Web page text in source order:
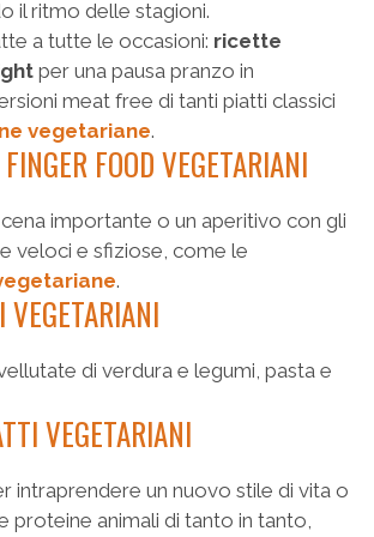
il ritmo delle stagioni.
a tutte le occasioni: ricette
per una pausa pranzo in
meat free di tanti piatti classici
vegetariane.
FOOD VEGETARIANI
cena importante o un aperitivo con gli
veloci e sfiziose, come le
.
di verdura e legumi, pasta e
VEGETARIANI
intraprendere un nuovo stile di vita o
proteine animali di tanto in tanto,